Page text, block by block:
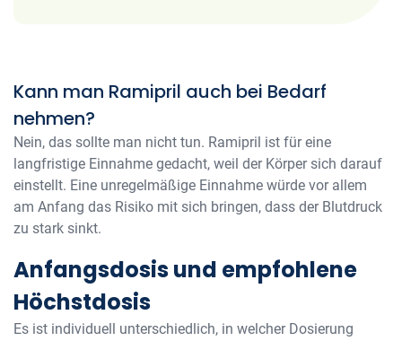
Kann man Ramipril auch bei Bedarf
nehmen?
Nein, das sollte man nicht tun. Ramipril ist für eine
langfristige Einnahme gedacht, weil der Körper sich darauf
einstellt. Eine unregelmäßige Einnahme würde vor allem
am Anfang das Risiko mit sich bringen, dass der Blutdruck
zu stark sinkt.
Anfangsdosis und empfohlene
Höchstdosis
Es ist individuell unterschiedlich, in welcher Dosierung